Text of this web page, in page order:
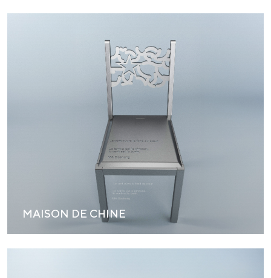
MAISON DE CHINE